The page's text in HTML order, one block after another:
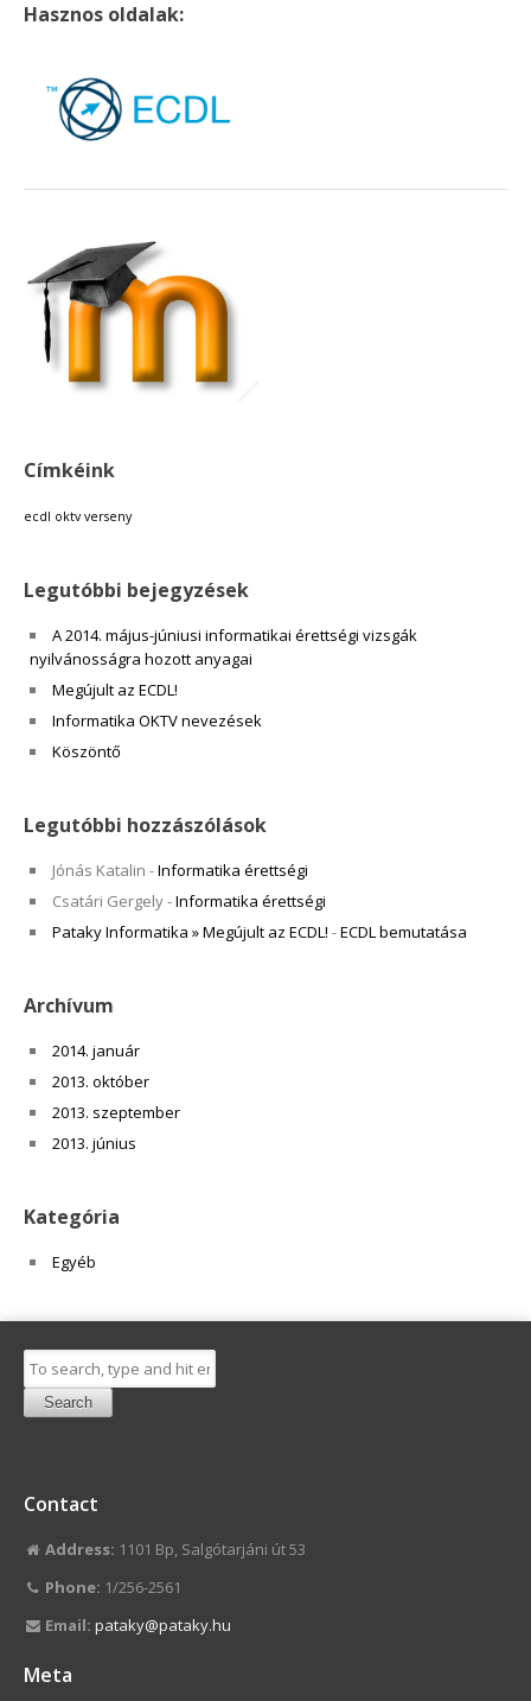
20:00
21:00
Hasznos oldalak:
Címkéink
ecdl oktv verseny
Legutóbbi bejegyzések
A 2014. május-júniusi informatikai érettségi vizsgák
nyilvánosságra hozott anyagai
Megújult az ECDL!
Informatika OKTV nevezések
Köszöntő
Legutóbbi hozzászólások
Jónás Katalin -Informatika érettségi
Csatári Gergely-Informatika érettségi
Pataky Informatika » Megújult az ECDL! -ECDL bemutatása
Archívum
2014. január
2013. október
2013. szeptember
2013. június
Kategória
Egyéb
Search
Contact
Address: 1101 Bp, Salgótarjáni út 53
Phone: 1/256-2561
Email: pataky@pataky.hu
Meta